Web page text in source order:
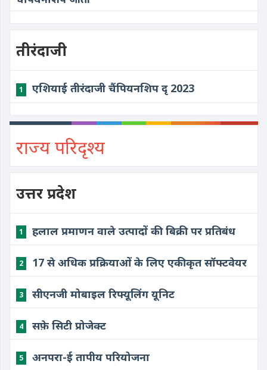
तीरंदाजी
1 एशियाई तीरंदाजी चैंपियनशिप दृ 2023
राज्य परिदृश्य
उत्तर प्रदेश
1 हलाल प्रमाणन वाले उत्पादों की बिक्री पर प्रतिबंध
2 17 से अधिक प्रक्रियाओं के लिए एकीकृत सॉफ्टवेयर
3 सीएनजी मोबाइल रिफ्यूलिंग यूनिट
4 सफ़े सिटी प्रोजेक्ट
5 अनपरा-ई तापीय परियोजना